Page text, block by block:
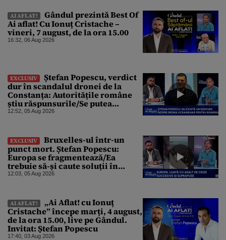
AI AFLAT!
Gândul prezintă Best Of
Ai aflat! Cu Ionuț Cristache –
vineri, 7 august, de la ora 15.00
16:32, 06 Aug 2026
EXCLUSIV
Ștefan Popescu, verdict
dur în scandalul dronei de la
Constanța: Autoritățile române
știu răspunsurile/Se putea
protesta, dar probabil că nu s-a
12:52, 05 Aug 2026
EXCLUSIV
Bruxelles-ul într-un
punct mort. Ștefan Popescu:
Europa se fragmentează/Ea
trebuie să-și caute soluții în
interior, dar este incapabilă
12:03, 05 Aug 2026
AI AFLAT!
„Ai Aflat! cu Ionuț
Cristache” începe marți, 4 august,
de la ora 15.00, live pe Gândul.
Invitat: Ștefan Popescu
17:40, 03 Aug 2026